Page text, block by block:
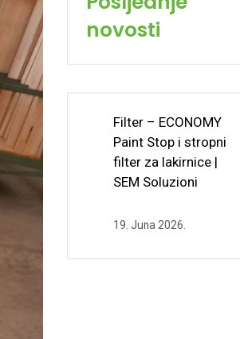
novosti
Filter – ECONOMY
Paint Stop i stropni
filter za lakirnice |
SEM Soluzioni
19. Juna 2026.